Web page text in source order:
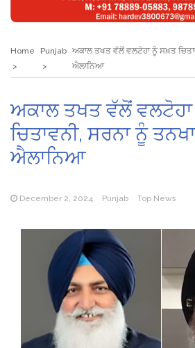
Home Punjab ਅਕਾਲ ਤਖਤ ਵੱਲੋਂ ਵਲਟੋਹਾ ਨੂੰ ਸਖ਼ਤ
ਐਲਾਨਿਆ
ਅਕਾਲ ਤਖਤ ਵੱਲੋਂ
ਚਿਤਾਵਨੀ, ਸਰਨਾ ਨੂੰ
ਐਲਾਨਿਆ
December 2, 2024 Punjab Top News